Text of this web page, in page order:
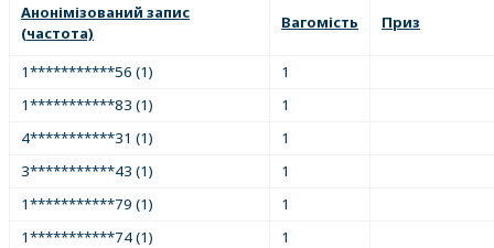
Анонімізований запис
(частота)
Вагомість Приз
1***********56 (1)
1
1***********83 (1)
1
4***********31 (1)
1
3***********43 (1)
1
1***********79 (1)
1
1***********74 (1)
1